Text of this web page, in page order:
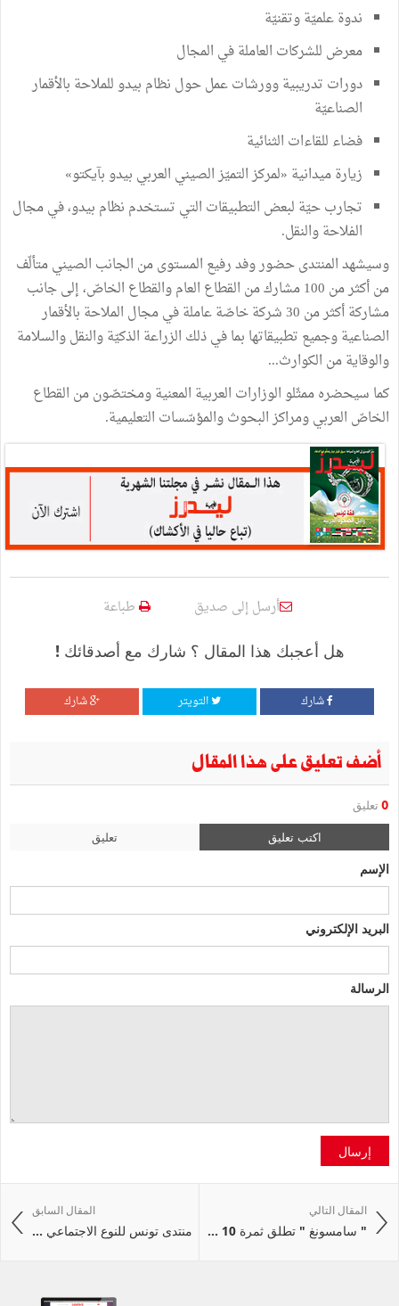
ندوة علميّة وتقنيّة
معرض للشركات العاملة في المجال
دورات تدريبية وورشات عمل حول نظام بيدو للملاحة بالأقمار
الصناعيّة
فضاء للقاءات الثنائية
زيارة ميدانية «لمركز التميّز الصيني العربي بيدو بآيكتو»
تجارب حيّة لبعض التطبيقات التي تستخدم نظام بيدو، في مجال
الفلاحة والنقل.
وسيشهد المنتدى حضور وفد رفيع المستوى من الجانب الصيني متألّف
من أكثر من 100 مشارك من القطاع العام والقطاع الخاصّ، إلى جانب
مشاركة أكثر من 30 شركة خاصّة عاملة في مجال الملاحة بالأقمار
الصناعية وجميع تطبيقاتها بما في ذلك الزراعة الذكيّة والنقل والسلامة
والوقاية من الكوارث...
كما سيحضره ممثّلو الوزارات العربية المعنية ومختصّون من القطاع
الخاصّ العربي ومراكز البحوث والمؤسّسات التعليمية.
أرسل إلى صديق طباعة
هل أعجبك هذا المقال ؟ شارك مع أصدقائك !
شارك التويتر شارك
أضف تعليق على هذا المقال
0 تعليق
اكتب تعليق تعليق
الإسم
البريد الإلكتروني
الرسالة
إرسال
المقال السابق
منتدى تونس للنوع الاجتماعي ...
المقال التالي
" سامسونغ " تطلق ثمرة 10 ...